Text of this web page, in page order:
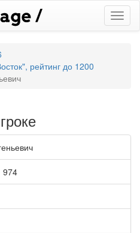
рейтинг до 1200
974